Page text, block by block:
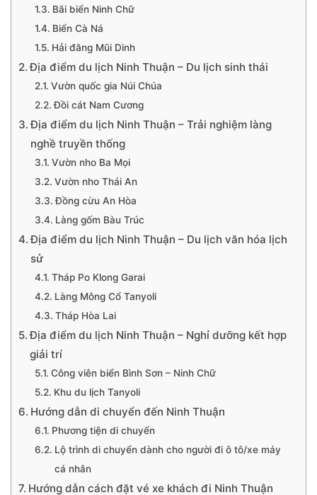
Bãi biển Ninh Chữ
Biển Cà Ná
Hải đăng Mũi Dinh
Địa điểm du lịch Ninh Thuận – Du lịch sinh thái
Vườn quốc gia Núi Chúa
Đồi cát Nam Cương
Địa điểm du lịch Ninh Thuận – Trải nghiệm làng
nghề truyền thống
Vườn nho Ba Mọi
Vườn nho Thái An
Đồng cừu An Hòa
Làng gốm Bàu Trúc
Địa điểm du lịch Ninh Thuận – Du lịch văn hóa lịch
sử
Tháp Po Klong Garai
Làng Mông Cổ Tanyoli
Tháp Hòa Lai
Địa điểm du lịch Ninh Thuận – Nghỉ dưỡng kết hợp
giải trí
Công viên biển Bình Sơn – Ninh Chữ
Khu du lịch Tanyoli
Hướng dẫn di chuyển đến Ninh Thuận
Phương tiện di chuyển
Lộ trình di chuyển dành cho người đi ô tô/xe máy
cá nhân
Hướng dẫn cách đặt vé xe khách đi Ninh Thuận